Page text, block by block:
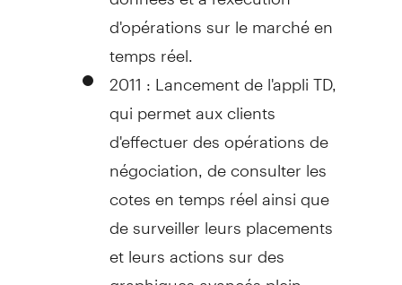
d'opérations sur le marché en
temps réel.
2011 : Lancement de l'appli TD,
qui permet aux clients
d'effectuer des opérations de
négociation, de consulter les
cotes en temps réel ainsi que
de surveiller leurs placements
et leurs actions sur des
graphiques avancés plein